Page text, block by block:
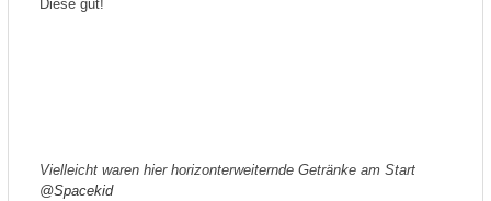
Diese gut!
Vielleicht waren hier horizonterweiternde Getränke am Start
@Spacekid